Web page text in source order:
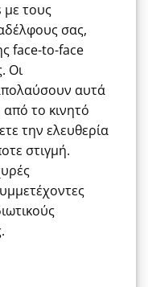
τους
σας,
face-to-face
Οι
αυτά
το κινητό
την ελευθερία
στιγμή.